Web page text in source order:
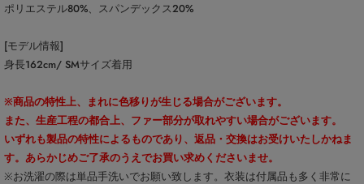
ポリエステル80%、スパンデックス20%
[モデル情報]
身長162cm/ SMサイズ着用
※商品の特性上、まれに色移りが生じる場合がございます。
また、生産工程の都合上、ファー部分が取れやすい場合がございます。
いずれも製品の特性によるものであり、返品・交換はお受けいたしかねま
す。あらかじめご了承のうえでお買い求めくださいませ。
※お洗濯の際は単品手洗いでお願い致します。衣装は付属品も多く非常に